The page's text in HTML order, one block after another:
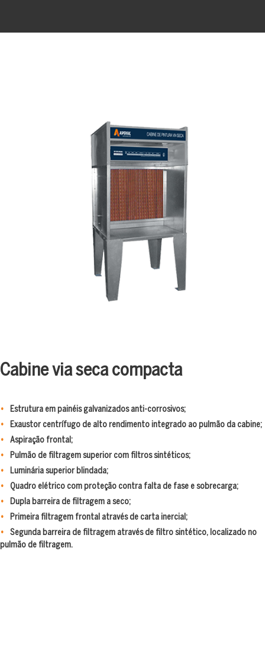
Cabine via seca compacta
Estrutura em painéis galvanizados anti-corrosivos;
Exaustor centrífugo de alto rendimento integrado ao pulmão da cabine;
Aspiração frontal;
Pulmão de filtragem superior com filtros sintéticos;
Luminária superior blindada;
Quadro elétrico com proteção contra falta de fase e sobrecarga;
Dupla barreira de filtragem a seco;
Primeira filtragem frontal através de carta inercial;
Segunda barreira de filtragem através de filtro sintético, localizado no
pulmão de filtragem.